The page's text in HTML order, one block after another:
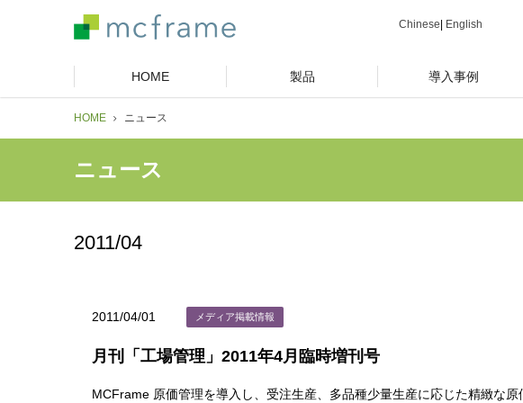
Chinese English
HOME 製品 導入事例
HOME ニュース
ニュース
2011/04
2011/04/01 メディア掲載情報
月刊「工場管理」2011年4月臨時増刊号
MCFrame 原価管理を導入し、受注生産、多品種少量生産に応じた精緻な